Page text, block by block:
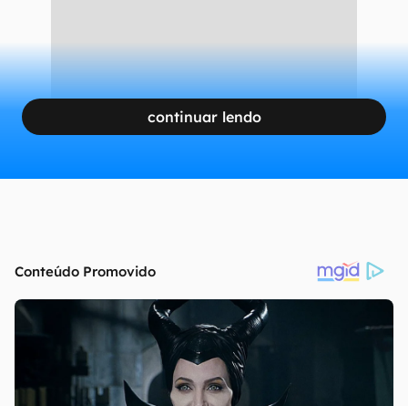
continuar lendo